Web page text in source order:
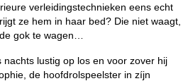
verleidingstechnieken eens echt
ze hem in haar bed? Die niet waagt,
gok te wagen…
nachts lustig op los en voor zover hij
de hoofdrolspeelster in zíjn